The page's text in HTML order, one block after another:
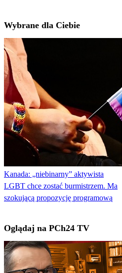
Wybrane dla Ciebie
Kanada: „niebinarny” aktywista
LGBT chce zostać burmistrzem. Ma
szokującą propozycję programową
Oglądaj na PCh24 TV